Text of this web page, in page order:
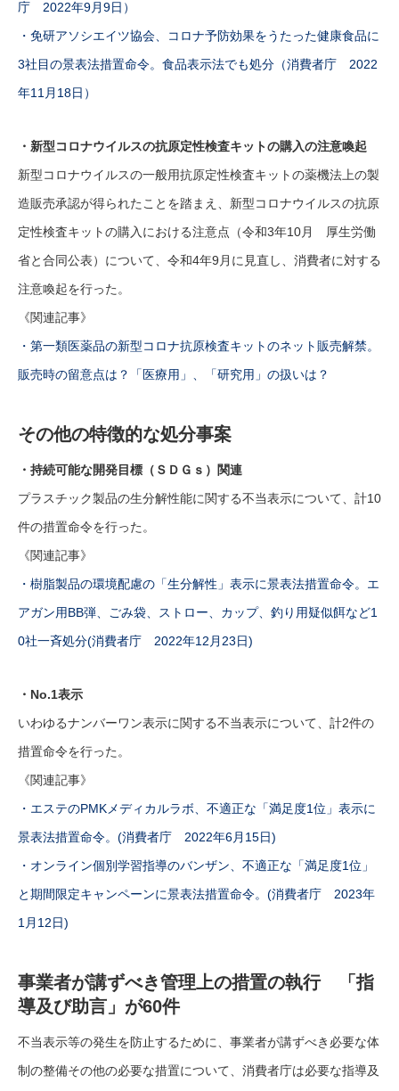
庁 2022年9月9日）
・免研アソシエイツ協会、コロナ予防効果をうたった健康食品に
3社目の景表法措置命令。食品表示法でも処分（消費者庁 2022
年11月18日）
・新型コロナウイルスの抗原定性検査キットの購入の注意喚起
新型コロナウイルスの一般用抗原定性検査キットの薬機法上の製
造販売承認が得られたことを踏まえ、新型コロナウイルスの抗原
定性検査キットの購入における注意点（令和3年10月 厚生労働
省と合同公表）について、令和4年9月に見直し、消費者に対する
注意喚起を行った。
《関連記事》
・第一類医薬品の新型コロナ抗原検査キットのネット販売解禁。
販売時の留意点は？「医療用」、「研究用」の扱いは？
その他の特徴的な処分事案
・持続可能な開発目標（ＳＤＧｓ）関連
プラスチック製品の生分解性能に関する不当表示について、計10
件の措置命令を行った。
《関連記事》
・樹脂製品の環境配慮の「生分解性」表示に景表法措置命令。エ
アガン用BB弾、ごみ袋、ストロー、カップ、釣り用疑似餌など1
0社一斉処分(消費者庁 2022年12月23日)
・No.1表示
いわゆるナンバーワン表示に関する不当表示について、計2件の
措置命令を行った。
《関連記事》
・エステのPMKメディカルラボ、不適正な「満足度1位」表示に
景表法措置命令。(消費者庁 2022年6月15日)
・オンライン個別学習指導のバンザン、不適正な「満足度1位」
と期間限定キャンペーンに景表法措置命令。(消費者庁 2023年
1月12日)
事業者が講ずべき管理上の措置の執行 「指
導及び助言」が60件
不当表示等の発生を防止するために、事業者が講ずべき必要な体
制の整備その他の必要な措置について、消費者庁は必要な指導及